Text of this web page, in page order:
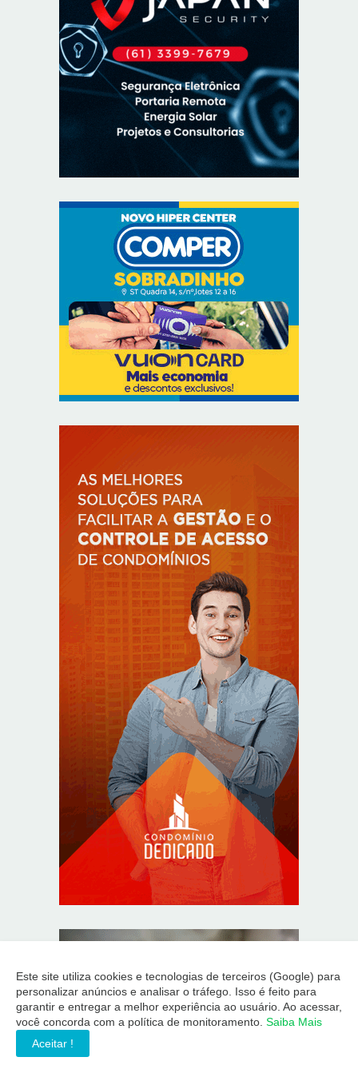
Este site utiliza cookies e tecnologias de terceiros (Google) para
personalizar anúncios e analisar o tráfego. Isso é feito para
garantir e entregar a melhor experiência ao usuário. Ao acessar,
você concorda com a política de monitoramento. Saiba Mais
Aceitar !